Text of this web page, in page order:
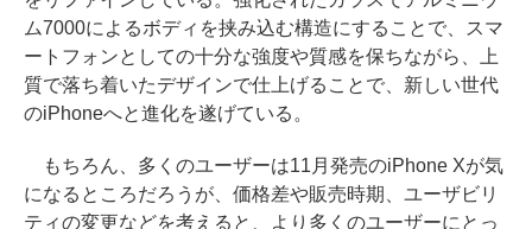
ム7000によるボディを挟み込む構造にすることで、スマ
ートフォンとしての十分な強度や質感を保ちながら、上
質で落ち着いたデザインで仕上げることで、新しい世代
のiPhoneへと進化を遂げている。
もちろん、多くのユーザーは11月発売のiPhone Xが気
になるところだろうが、価格差や販売時期、ユーザビリ
ティの変更などを考えると、より多くのユーザーにとっ